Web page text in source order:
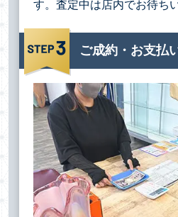
す。査定中は店内でお待ち
ご成約・お支払